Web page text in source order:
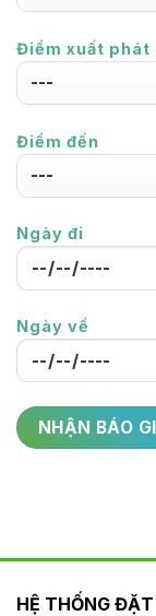
Điểm xuất phát
Điểm đến
Ngày đi
Ngày về
HỆ THỐNG